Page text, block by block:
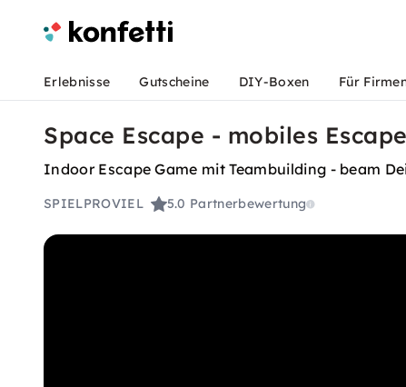
Erlebnisse Gutscheine DIY-Boxen Für
Space Escape - mobiles
Indoor Escape Game mit Teambuilding - beam
SPIELPROVIEL 5.0 Partnerbewertung